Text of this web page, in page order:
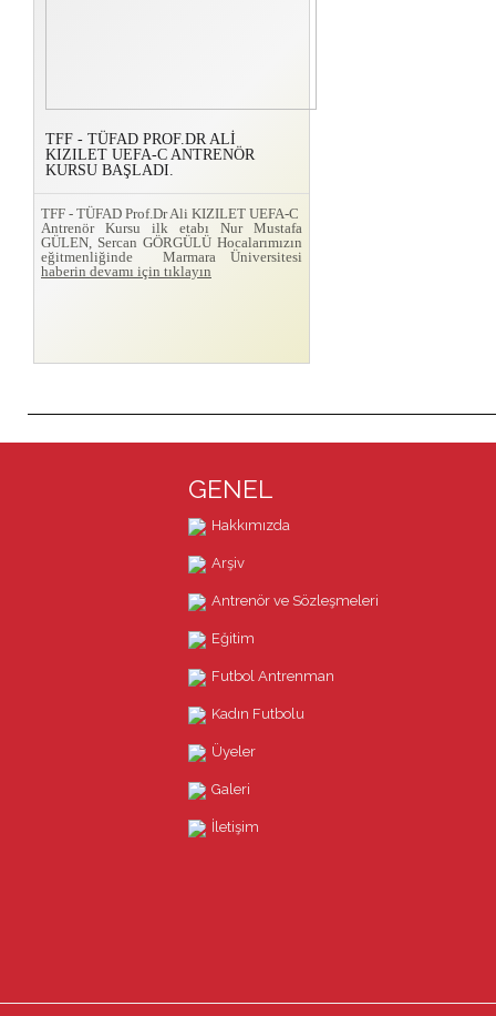
TFF - TÜFAD PROF.DR ALİ
KIZILET UEFA-C ANTRENÖR
KURSU BAŞLADI.
TFF - TÜFAD Prof.Dr Ali KIZILET UEFA-C
Antrenör Kursu ilk etabı Nur Mustafa
GÜLEN, Sercan GÖRGÜLÜ Hocalarımızın
eğitmenliğinde Marmara Üniversitesi
haberin devamı için tıklayın
GENEL
Hakkımızda
Arşiv
Antrenör ve Sözleşmeleri
Eğitim
Futbol Antrenman
Kadın Futbolu
Üyeler
Galeri
İletişim